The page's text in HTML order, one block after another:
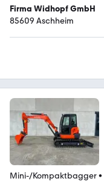
Firma Widhopf GmbH
85609 Aschheim
Mini-/Kompaktbagger•